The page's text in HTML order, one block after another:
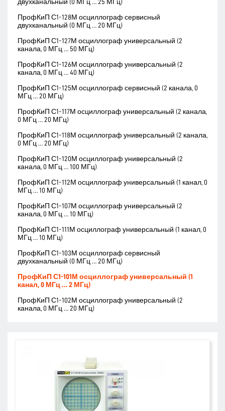
двухканальный (0 МГц … 25 МГц)
ПрофКиП С1-128М осциллограф сервисный
двухканальный (0 МГц … 20 МГц)
ПрофКиП С1-127М осциллограф универсальный (2
канала, 0 МГц … 50 МГц)
ПрофКиП С1-126М осциллограф универсальный (2
канала, 0 МГц … 40 МГц)
ПрофКиП С1-125М осциллограф сервисный (2 канала, 0
МГц … 20 МГц)
ПрофКиП С1-117М осциллограф универсальный (2 канала,
0 МГц … 20 МГц)
ПрофКиП С1-118М осциллограф универсальный (2 канала,
0 МГц … 20 МГц)
ПрофКиП С1-120М осциллограф универсальный (2
канала, 0 МГц … 100 МГц)
ПрофКиП С1-112М осциллограф универсальный (1 канал, 0
МГц … 10 МГц)
ПрофКиП С1-107М осциллограф универсальный (2
канала, 0 МГц … 10 МГц)
ПрофКиП С1-111М осциллограф универсальный (1 канал, 0
МГц … 10 МГц)
ПрофКиП С1-103М осциллограф сервисный
двухканальный (0 МГц … 20 МГц)
ПрофКиП С1-101М осциллограф универсальный (1
канал, 0 МГц … 2 МГц)
ПрофКиП С1-102М осциллограф универсальный (2
канала, 0 МГц … 20 МГц)